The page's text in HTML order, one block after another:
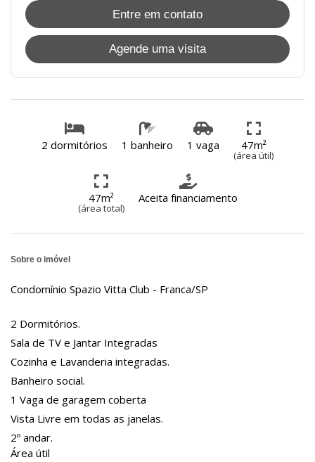
Entre em contato
Agende uma visita
2 dormitórios 1 banheiro 1 vaga 47m²
(área útil)
47m²
(área total)
Aceita financiamento
Sobre o imóvel
Condomínio Spazio Vitta Club - Franca/SP
2 Dormitórios.
Sala de TV e Jantar Integradas
Cozinha e Lavanderia integradas.
Banheiro social.
1 Vaga de garagem coberta
Vista Livre em todas as janelas.
2º andar.
Área útil